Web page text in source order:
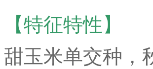
【特征特性】
甜玉米单交种，